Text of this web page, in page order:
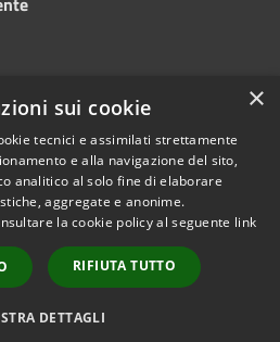
Meccanismo di feedback
Copyright © 2026 • Comune di
Bitonto • Powered by
Municipium•
Accesso
redazione
×
sui cookie
tecnici e assimilati strettamente
e alla navigazione del sito,
analitico al solo fine di elaborare
aggregate e anonime.
la cookie policy al seguente link
RIFIUTA TUTTO
DETTAGLI